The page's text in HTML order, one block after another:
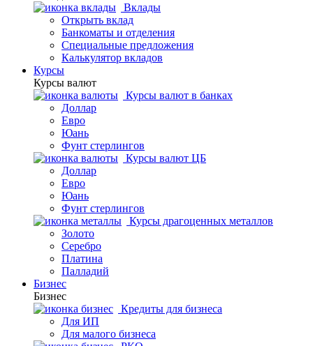
Вклады
Открыть вклад
Банкоматы и отделения
Специальные предложения
Калькулятор вкладов
Курсы
Курсы валют
Курсы валют в банках
Доллар
Евро
Юань
Фунт стерлингов
Курсы валют ЦБ
Доллар
Евро
Юань
Фунт стерлингов
Курсы драгоценных металлов
Золото
Серебро
Платина
Палладий
Бизнес
Бизнес
Кредиты для бизнеса
Для ИП
Для малого бизнеса